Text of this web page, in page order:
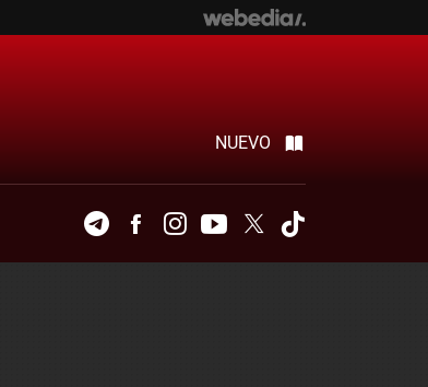
NUEVO
TelegramFacebookInstagramYoutubeTwitter